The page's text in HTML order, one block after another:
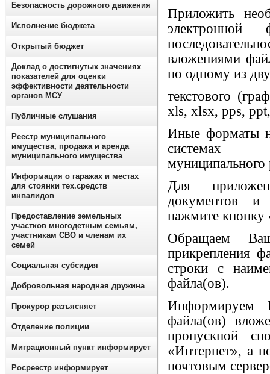
Приложить
вложениями
по одному из
текстового
xls, xlsx, pps,
Иные форматы
системах
муниципального
Для
документов и
нажмите кнопку
Обращаем
прикрепления
строки с
файла(ов).
Информируем
файла(ов)
пропускной
«Интернет», а
почтовым
Безопасность дорожного движения
Исполнение бюджета
Открытый бюджет
Доклад о достигнутых значениях
показателей для оценки
эффективности деятельности
органов МСУ
Публичные слушания
Реестр муниципального
имущества, продажа и аренда
муниципального имущества
Информация о гаражах и местах
для стоянки тех.средств
инвалидов
Предоставление земельных
участков многодетным семьям,
участникам СВО и членам их
семей
Социальная субсидия
Добровольная народная дружина
Прокурор разъясняет
Отделение полиции
Миграционный пункт информирует
Росреестр информирует